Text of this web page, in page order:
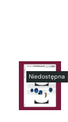
SZCZEGÓŁY